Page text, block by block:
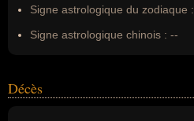
Erreurs d'écriture : --
Signe astrologique du zodiaque :
Signe astrologique chinois : --
Décès